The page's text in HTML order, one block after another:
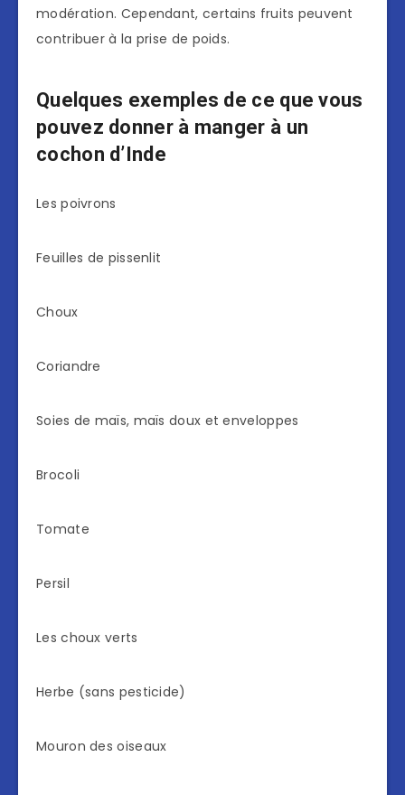
modération. Cependant, certains fruits peuvent
contribuer à la prise de poids.
Quelques exemples de ce que vous
pouvez donner à manger à un
cochon d’Inde
Les poivrons
Feuilles de pissenlit
Choux
Coriandre
Soies de maïs, maïs doux et enveloppes
Brocoli
Tomate
Persil
Les choux verts
Herbe (sans pesticide)
Mouron des oiseaux